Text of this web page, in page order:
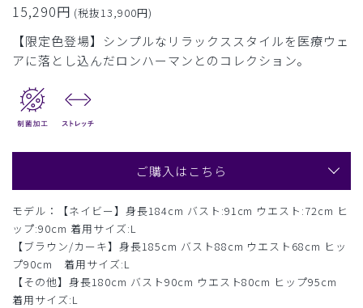
15,290円 (税抜13,900円)
【限定色登場】シンプルなリラックススタイルを医療ウェ
アに落とし込んだロンハーマンとのコレクション。
ご購入はこちら
モデル：【ネイビー】身長184cm バスト:91cm ウエスト:72cm ヒ
ップ:90cm 着用サイズ:L
【ブラウン/カーキ】身長185cm バスト88cm ウエスト68cm ヒッ
プ90cm 着用サイズ:L
【その他】身長180cm バスト90cm ウエスト80cm ヒップ95cm
着用サイズ:L